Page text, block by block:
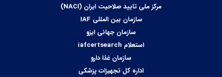
مرکز ملی تایید صلاحیت ایران (NACI)
سازمان بین المللی IAF
سازمان جهانی ایزو
استعلام iafcertsearch
سازمان غذا دارو
اداره کل تجهیزات پزشکی